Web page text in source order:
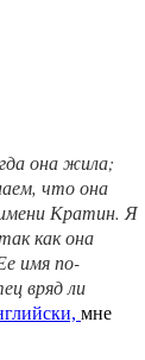
она жила;
что она
Кратин. Я
как она
имя по-
вряд ли
мне